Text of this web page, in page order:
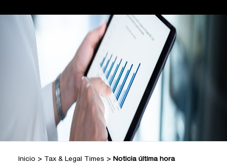
Acompañamiento Tributario Virtual +
¿Qué es?
Perfil de usuario
Hacer Pregunta
Posiciones Tributarias PwC
Preguntas Frecuentes
Comprar
Biblioteca Virtual +
Doctrina DIAN
Jurisprudencia Corte Constitucional
Jurisprudencia Consejo de Estado
Convenios para evitar la doble
imposición
Estatuto Contable
Estatuto Tributario
Comprar
2026
Anteriores
Tax & Legal Times * +
Personas naturales, Tributación
Inicio > Tax & Legal Times > Noticia última hora